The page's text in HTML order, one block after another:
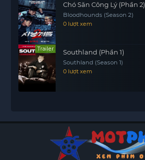
Chó Săn Công Lý (Phần 2)
Bloodhounds (Season 2)
0 lượt xem
Trailer Southland (Phần 1)
Southland (Season 1)
0 lượt xem